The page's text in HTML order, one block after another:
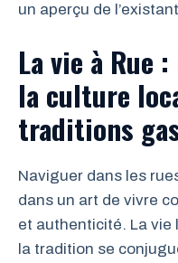
un aperçu de
La vie à Rue
la culture
traditions
Naviguer dans les
dans un art de vivre
et authenticité. La vie
la tradition se